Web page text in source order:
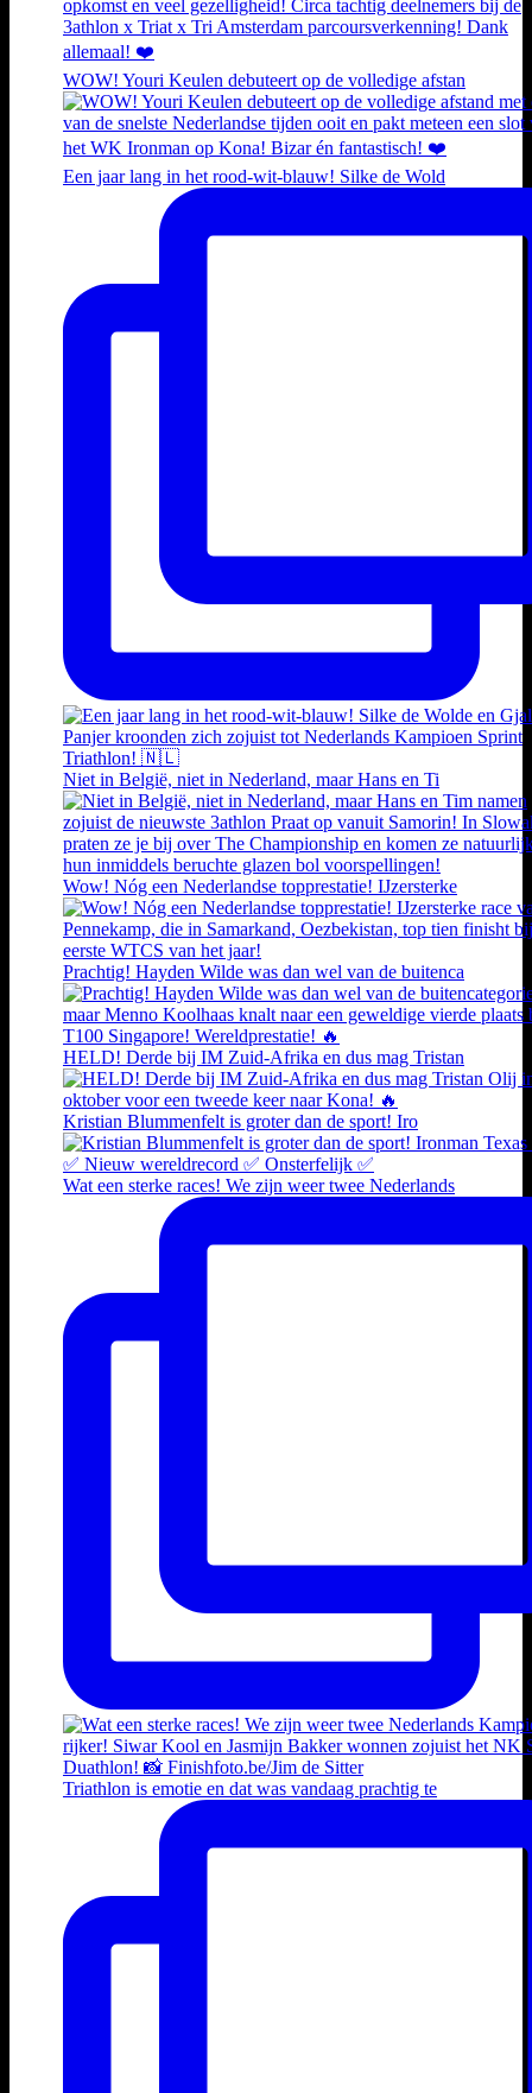
WOW! Youri Keulen debuteert op de volledige afstan
Een jaar lang in het rood-wit-blauw! Silke de Wold
Niet in België, niet in Nederland, maar Hans en Ti
Wow! Nóg een Nederlandse topprestatie! IJzersterke
Prachtig! Hayden Wilde was dan wel van de buitenca
HELD! Derde bij IM Zuid-Afrika en dus mag Tristan
Kristian Blummenfelt is groter dan de sport! Iro
Wat een sterke races! We zijn weer twee Nederlands
Triathlon is emotie en dat was vandaag prachtig te